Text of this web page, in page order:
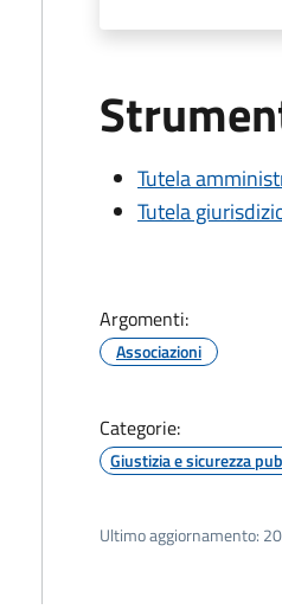
Tutela
Tutela
Argomenti:
Associazioni
Categorie:
Giustizia e sicurezza
Ultimo aggiornamento: